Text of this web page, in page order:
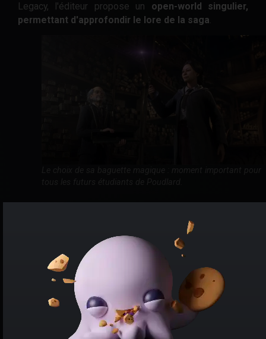
Legacy, l'éditeur propose un open-world singulier,
permettant d'approfondir le lore de la saga.
chez Poudlard, le genre, l'apparence, mais aussi la voix,
le type de baguette et le corps de leur protagoniste.
Personnalisez donc ces éléments, et
dans le monde magique créé par JK Rowling
Loin des polémiques, vous pourrez
rencontrer des
personnages marquants de la saga : Peeves, Nick
Quasi-Sans-Tête, et supporter ou contrer une
révolution de Gobelins. Ah non,la polémique existe